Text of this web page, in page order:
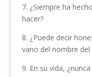
7. ¿Siempre ha
hacer?
8. ¿Puede decir
vano del nombre del
9. En su vida,